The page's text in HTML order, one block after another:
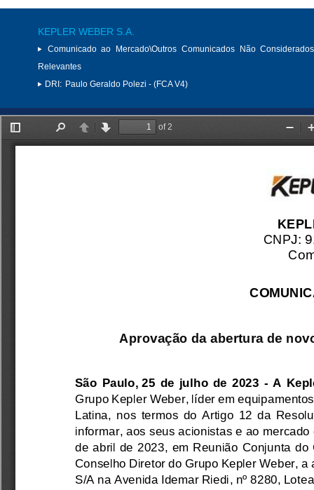
KEPLER WEBER S.A.
Comunicado ao Mercado\Outros Comunicados Não
Relevantes
DRI: Paulo Geraldo Polezi - (FCA V4)